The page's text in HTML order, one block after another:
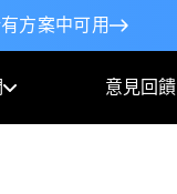
方案中可用
意見回饋